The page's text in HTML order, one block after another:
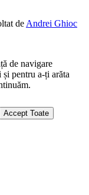
de Andrei Ghioc
de navigare
pentru a-ți arăta
Accept Toate